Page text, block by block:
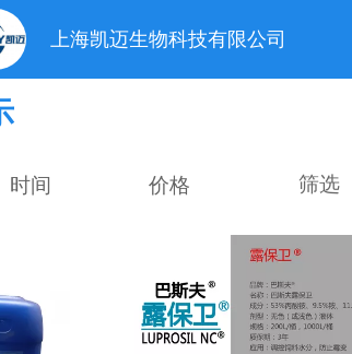
上海凯迈生物科技有限公司
时间 价格 筛选